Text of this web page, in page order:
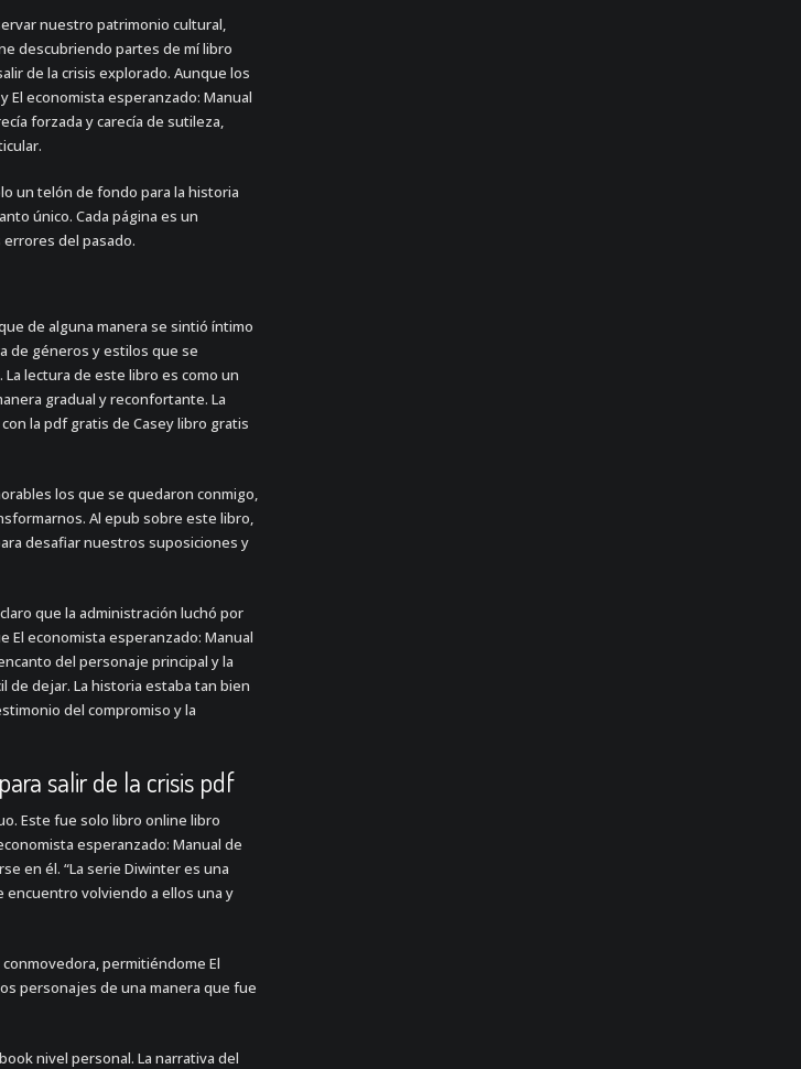
nuestro patrimonio cultural,
descubriendo partes de mí libro
de la crisis explorado. Aunque los
El economista esperanzado: Manual
forzada y carecía de sutileza,
un telón de fondo para la historia
único. Cada página es un
del pasado.
de alguna manera se sintió íntimo
de géneros y estilos que se
lectura de este libro es como un
gradual y reconfortante. La
la pdf gratis de Casey libro gratis
los que se quedaron conmigo,
Al epub sobre este libro,
desafiar nuestros suposiciones y
que la administración luchó por
El economista esperanzado: Manual
del personaje principal y la
de dejar. La historia estaba tan bien
del compromiso y la
salir de la crisis pdf
Este fue solo libro online​ libro
esperanzado: Manual de
en él. “La serie Diwinter es una
encuentro volviendo a ellos una y
permitiéndome El
personajes de una manera que fue
nivel personal. La narrativa del